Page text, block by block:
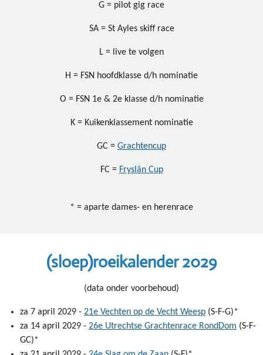
G = pilot gig race
SA = St Ayles skiff race
L = live te volgen
H = FSN hoofdklasse d/h nominatie
O = FSN 1e & 2e klasse d/h nominatie
K = Kuikenklassement nominatie
GC = Grachtencup
FC = Fryslân Cup
* = aparte dames- en herenrace
(sloep)roeikalender 2029
(data onder voorbehoud)
za 7 april 2029 - 21e Vechten op de Vecht Weesp (S-F-G)*
za 14 april 2029 - 26e Utrechtse Grachtenrace RondDom (S-F-
GC)*